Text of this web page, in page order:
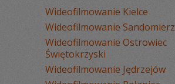
Wideofilmowanie Kielce
Wideofilmowanie Sandomierz
Wideofilmowanie Ostrowiec
Świętokrzyski
Wideofilmowanie Jędrzejów